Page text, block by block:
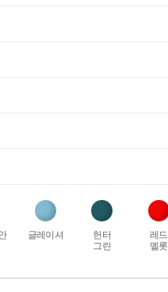
글레이셔
헌터
그린
레드
멜롯